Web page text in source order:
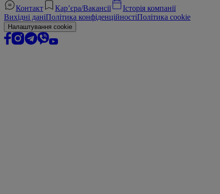
Контакт Кар’єра/Вакансії
Історія компанії
Вихідні даніПолітика конфіденційностіПолітика cookie
Налаштування cookie